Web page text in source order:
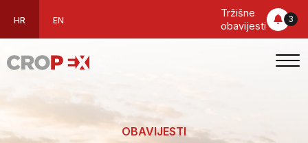
3
Tržišne
obavijesti
HR EN
OBAVIJESTI